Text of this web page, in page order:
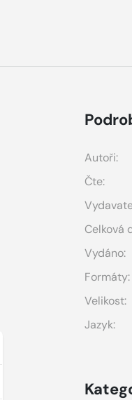
Autoři:
Čte:
Celková
Vydáno:
Formáty:
Velikost:
Jazyk: